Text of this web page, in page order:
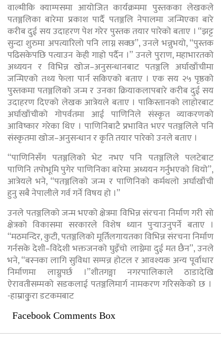
वाल्मीकि क्याम्पसमा आयोजित कार्यक्रममा पुस्तकका लेखकले
पतञ्जलिका बारेमा प्रकाश पार्दै पतञ्जलि नेपालमा जन्मिएका बारे
करीब दुई सय उदाहरण पेश गरेर पुस्तक तयार पारेको बताए । “झट्ट
सुन्दा शुरुमा अपत्यारिलो पनि लाग्न सक्छ”, उनले भन्नुभयो, “पुस्तक
पढिसकेपछि पत्याउन केही गाह्रो पर्दैन ।” उनले पुराण, महाभारतको
अध्ययन र विभिन्न खोज–अनुसन्धानबाट पतञ्जलि अर्घाखाँचीमा
जन्मिएको तथ्य फेला पार्न सकिएको बताए । एक सय २५ पृष्ठको
पुस्तकमा पतञ्जलिको जन्म र उनका क्रियाकलापबारे करीब दुई सय
उदाहरण दिएको लेखक आत्रेयले बताए । पाकिस्तानको लाहोरबाट
अर्घाखाँचीको गोपर्वतमा आई पाणिनिले संस्कृत व्याकरणको
आविष्कार गरेका थिए । पाणिनिबाटै प्रभावित भएर पतञ्जलिले पनि
संस्कृतमा खोज–अनुसन्धान र कृति तयार पारेको उनले बताए ।
“पाणिनिसँग पतञ्जलिको भेट नभए पनि पतञ्जलिले पलटेबाट
पाणिनि तपोभूमि पुगेर पाणिनिका बारेमा अध्ययन गर्नुभएको थियो”,
आत्रेयले भने, “पतञ्जलिको जन्म र पाणिनिको कर्मथलो अर्घाखाँची
हुनु सबै नेपालीले गर्व गर्ने विषय हो ।”
उनले पतञ्जलिको जन्म भएको क्षेत्रमा विभिन्न संरचना निर्माण गरी सो
क्षेत्रको विकासमा सरकारले विशेष ध्यान पुर्‍याउनुपर्ने बताए ।
“मठमन्दिर, कुटी, पतञ्जलिको मूर्तिलगायतका विभिन्न संरचना निर्माण
गर्नसके देशी–विदेशी भक्तजनको घुइँचो लाग्नेमा दुई मत छैन”, उनले
भने, “बस्नका लागि सुविधा सम्पन्न होटल र आवश्यक अन्य पूर्वाधार
निर्माणमा लाग्नुपर्छ ।”शीतगङ्गा नगरपालिकाले ठाडादेखि
ऐरावतीसम्मको सडकलाई पतञ्जलिमार्ग नामकरण गरिसकेको छ ।
-हाम्राकु्रा डटकमबाट
Facebook Comments Box